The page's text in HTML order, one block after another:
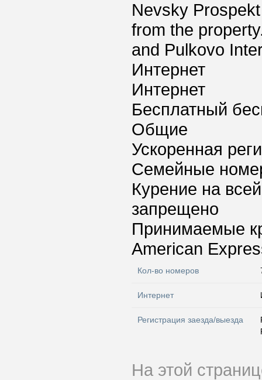
Nevsky
from the
and Pulkovo
Интернет
Интернет
Бесплатный
Общие
Ускоренная
Семейные
Курение на
запрещено
Принимаемые
American
Кол-во номеров
Интернет
Регистрация заезда/выезда
На этой